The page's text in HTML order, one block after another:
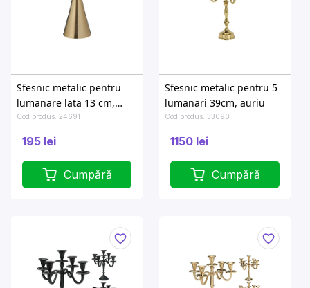
Sfesnic metalic pentru
lumanare lata 13 cm,
auriu
Cod produs: 24691
195 lei
Cumpără
Sfesnic metalic pentru 5
lumanari 39cm, auriu
Cod produs: 33090
1150 lei
Cumpără